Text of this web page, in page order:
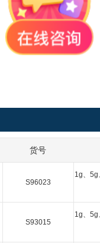
货号
S96023
1g、
S93015
1g、